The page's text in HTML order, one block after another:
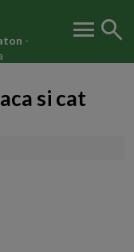
-
menu search
si cat